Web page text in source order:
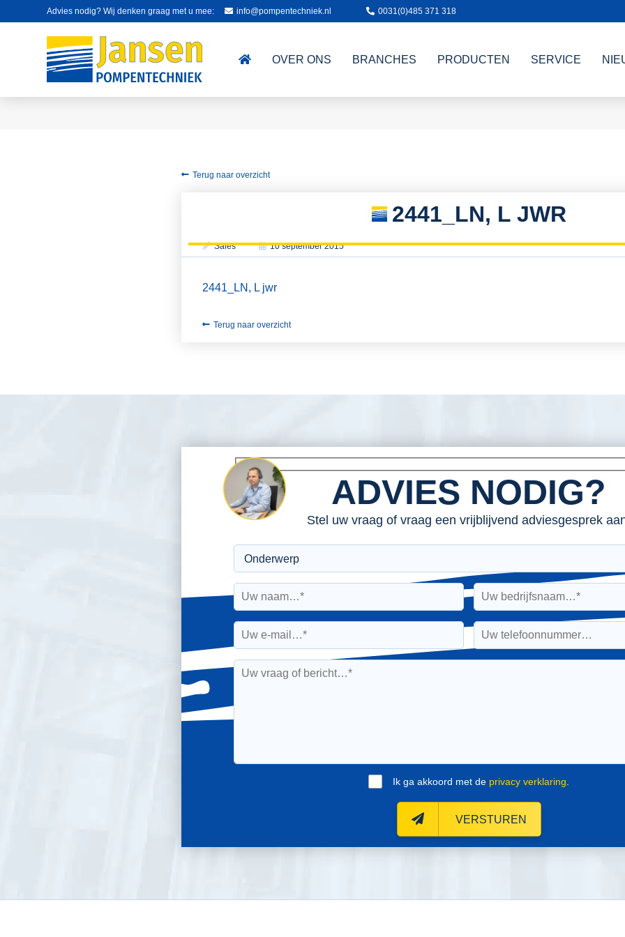
Advies nodig? Wij denken graag met u mee: info@pompentechniek.nl 0031(0)485 371 318
OVER ONS BRANCHES PRODUCTEN SERVICE
Terug naar overzicht
2441_LN, L JWR
Sales 10 september 2015
2441_LN, L jwr
Terug naar overzicht
ADVIES NODIG?
Stel uw vraag of vraag een vrijblijvend adviesgesprek
Ik ga akkoord met de privacy verklaring
VERSTUREN